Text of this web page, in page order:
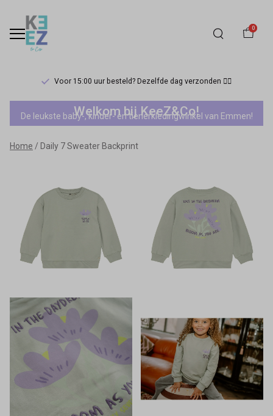
0
Voor 15:00 uur besteld? Dezelfde dag verzonden 🏃‍♀️
Daily
7
Sweater
Backprint
Keez&Co
Welkom bij KeeZ&Co!
De leukste baby-, kinder- en tienerkledingwinkel van Emmen!
Home Daily 7 Sweater Backprint